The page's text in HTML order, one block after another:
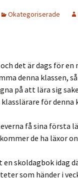
Okategoriserade
det är dags för en
denna klassen,
på att lära sig
för denna
få sina första
de ha läxor
en skoldagbok idag
som händer i